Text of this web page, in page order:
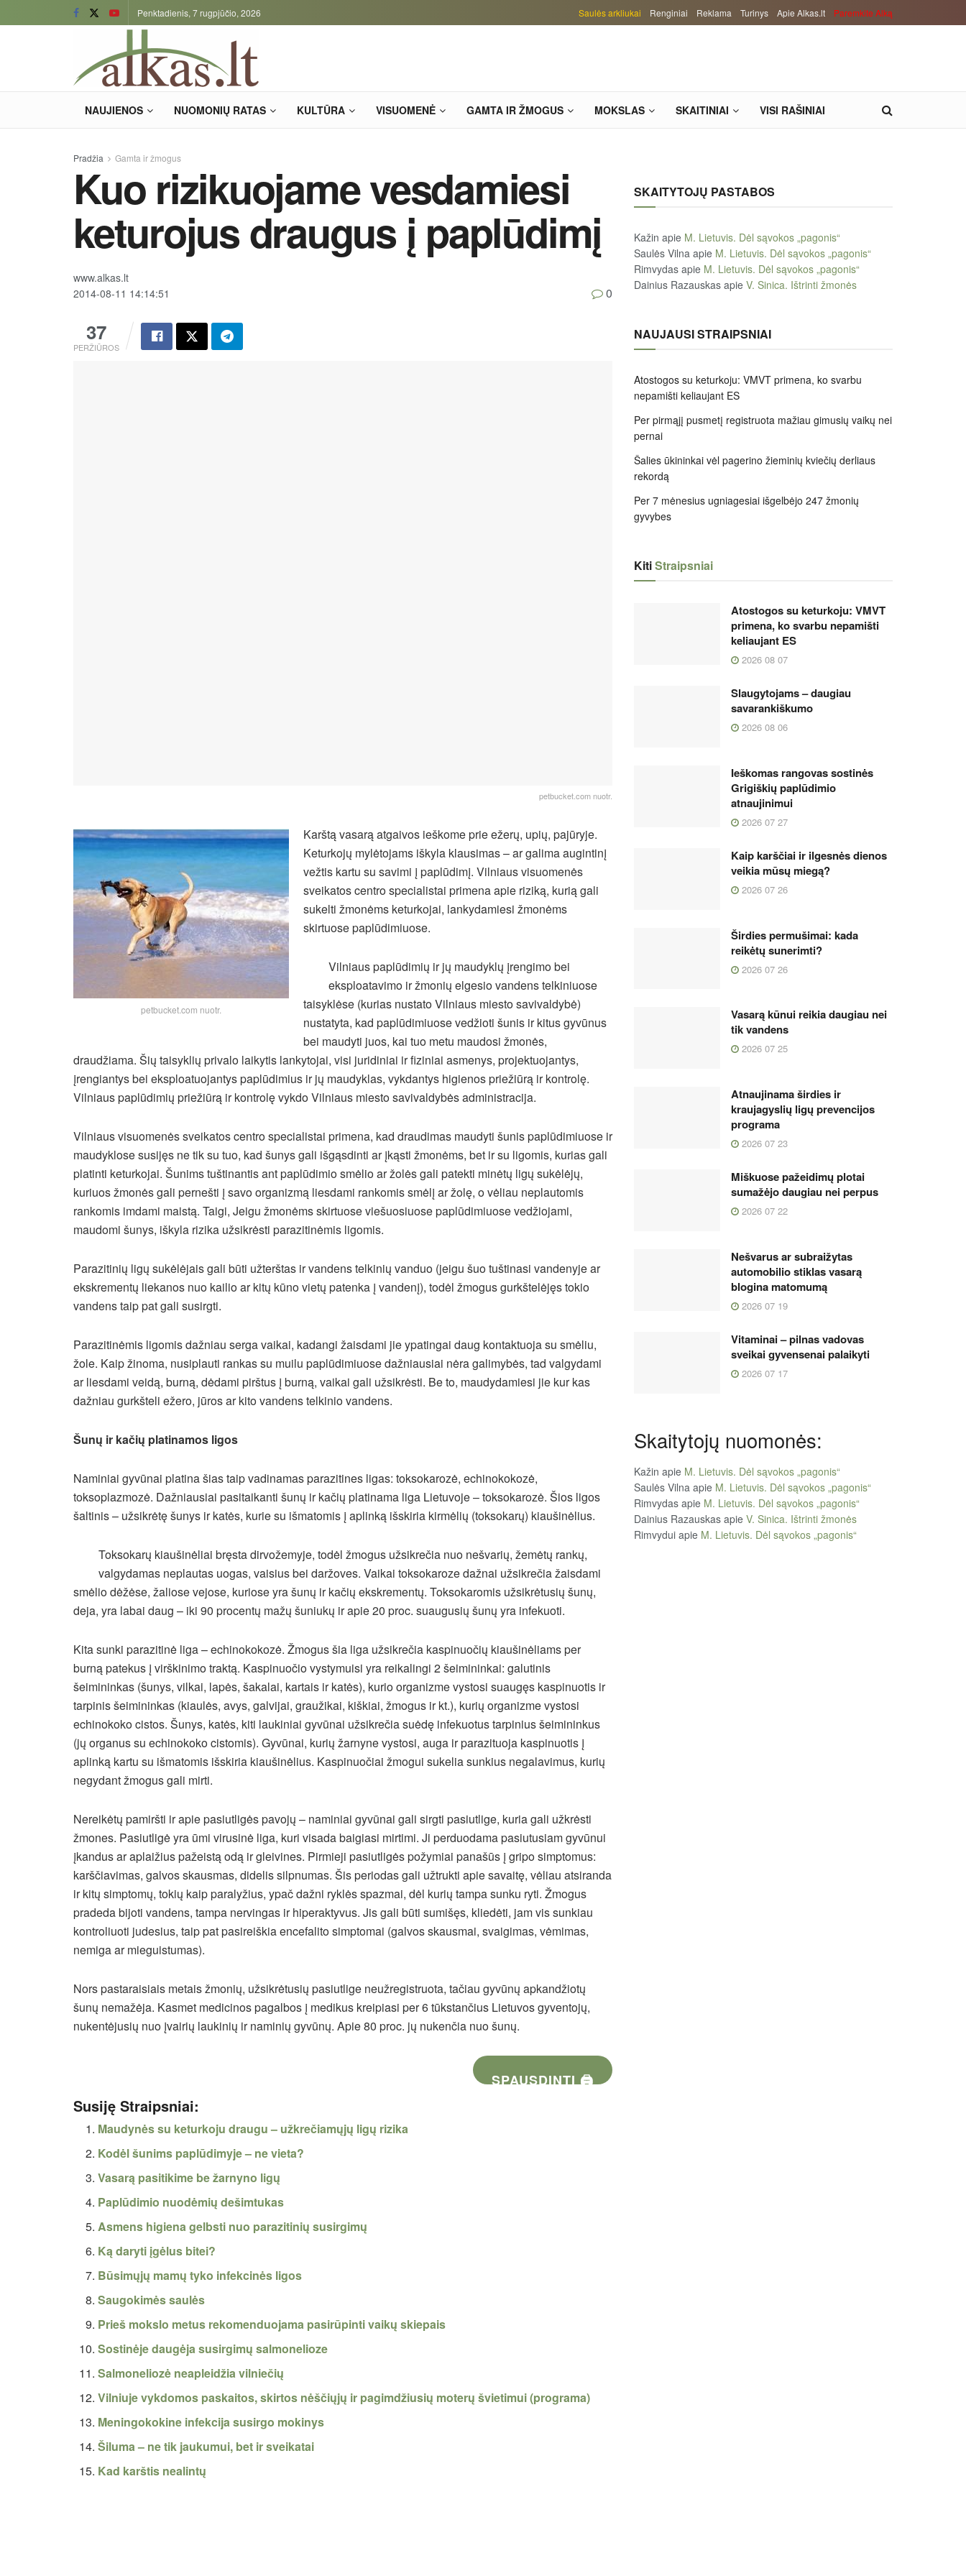
Penktadienis, 7 rugpjūčio, 2026 Saulės arkliukai Renginiai Reklama Turinys Apie Alkas.lt Paremkite Alką
NAUJIENOS NUOMONIŲ RATAS KULTŪRA VISUOMENĖ GAMTA IR ŽMOGUS MOKSLAS SKAITINIAI VISI RAŠINIAI
Pradžia Gamta ir žmogus
Kuo rizikuojame vesdamiesi
keturojus draugus į paplūdimį
www.alkas.lt
2014-08-11 14:14:51
37
PERŽIŪROS
0
petbucket.com nuotr.
petbucket.com nuotr.
Karštą vasarą atgaivos ieškome prie ežerų, upių, pajūryje.
Keturkojų mylėtojams iškyla klausimas – ar galima augintinį
vežtis kartu su savimi į paplūdimį. Vilniaus visuomenės
sveikatos centro specialistai primena apie riziką, kurią gali
sukelti žmonėms keturkojai, lankydamiesi žmonėms
skirtuose paplūdimiuose.
Vilniaus paplūdimių ir jų maudyklų įrengimo bei
eksploatavimo ir žmonių elgesio vandens telkiniuose
taisyklėse (kurias nustato Vilniaus miesto savivaldybė)
nustatyta, kad paplūdimiuose vedžioti šunis ir kitus gyvūnus
bei maudyti juos, kai tuo metu maudosi žmonės,
draudžiama. Šių taisyklių privalo laikytis lankytojai, visi juridiniai ir fiziniai asmenys, projektuojantys,
įrengiantys bei eksploatuojantys paplūdimius ir jų maudyklas, vykdantys higienos priežiūrą ir kontrolę.
Vilniaus paplūdimių priežiūrą ir kontrolę vykdo Vilniaus miesto savivaldybės administracija.
Vilniaus visuomenės sveikatos centro specialistai primena, kad draudimas maudyti šunis paplūdimiuose ir
maudyklose susijęs ne tik su tuo, kad šunys gali išgąsdinti ar įkąsti žmonėms, bet ir su ligomis, kurias gali
platinti keturkojai. Šunims tuštinantis ant paplūdimio smėlio ar žolės gali patekti minėtų ligų sukėlėjų,
kuriuos žmonės gali pernešti į savo organizmą liesdami rankomis smėlį ar žolę, o vėliau neplautomis
rankomis imdami maistą. Taigi, Jeigu žmonėms skirtuose viešuosiuose paplūdimiuose vedžiojami,
maudomi šunys, iškyla rizika užsikrėsti parazitinėmis ligomis.
Parazitinių ligų sukėlėjais gali būti užterštas ir vandens telkinių vanduo (jeigu šuo tuštinasi vandenyje ar
ekskrementų liekanos nuo kailio ar kitų kūno vietų patenka į vandenį), todėl žmogus gurkštelėjęs tokio
vandens taip pat gali susirgti.
Parazitinėmis ligomis dažniau serga vaikai, kadangi žaisdami jie ypatingai daug kontaktuoja su smėliu,
žole. Kaip žinoma, nusiplauti rankas su muilu paplūdimiuose dažniausiai nėra galimybės, tad valgydami
ar liesdami veidą, burną, dėdami pirštus į burną, vaikai gali užsikrėsti. Be to, maudydamiesi jie kur kas
dažniau gurkšteli ežero, jūros ar kito vandens telkinio vandens.
Šunų ir kačių platinamos ligos
Naminiai gyvūnai platina šias taip vadinamas parazitines ligas: toksokarozė, echinokokozė,
toksoplazmozė. Dažniausiai pasitaikanti šunų ir kačių platinama liga Lietuvoje – toksokarozė. Šios ligos
šaltinis – užsikrėtę šunys ir katės, kurie su išmatomis į aplinką išskiria kirmėlių (toksokarų) kiaušinėlius.
Toksokarų kiaušinėliai bręsta dirvožemyje, todėl žmogus užsikrečia nuo nešvarių, žemėtų rankų,
valgydamas neplautas uogas, vaisius bei daržoves. Vaikai toksokaroze dažnai užsikrečia žaisdami
smėlio dėžėse, žaliose vejose, kuriose yra šunų ir kačių ekskrementų. Toksokaromis užsikrėtusių šunų,
deja, yra labai daug – iki 90 procentų mažų šuniukų ir apie 20 proc. suaugusių šunų yra infekuoti.
Kita sunki parazitinė liga – echinokokozė. Žmogus šia liga užsikrečia kaspinuočių kiaušinėliams per
burną patekus į virškinimo traktą. Kaspinuočio vystymuisi yra reikalingi 2 šeimininkai: galutinis
šeimininkas (šunys, vilkai, lapės, šakalai, kartais ir katės), kurio organizme vystosi suaugęs kaspinuotis ir
tarpinis šeimininkas (kiaulės, avys, galvijai, graužikai, kiškiai, žmogus ir kt.), kurių organizme vystosi
echinokoko cistos. Šunys, katės, kiti laukiniai gyvūnai užsikrečia suėdę infekuotus tarpinius šeimininkus
(jų organus su echinokoko cistomis). Gyvūnai, kurių žarnyne vystosi, auga ir parazituoja kaspinuotis į
aplinką kartu su išmatomis išskiria kiaušinėlius. Kaspinuočiai žmogui sukelia sunkius negalavimus, kurių
negydant žmogus gali mirti.
Nereikėtų pamiršti ir apie pasiutligės pavojų – naminiai gyvūnai gali sirgti pasiutlige, kuria gali užkrėsti
žmones. Pasiutligė yra ūmi virusinė liga, kuri visada baigiasi mirtimi. Ji perduodama pasiutusiam gyvūnui
įkandus ar aplaižius pažeistą odą ir gleivines. Pirmieji pasiutligės požymiai panašūs į gripo simptomus:
karščiavimas, galvos skausmas, didelis silpnumas. Šis periodas gali užtrukti apie savaitę, vėliau atsiranda
ir kitų simptomų, tokių kaip paralyžius, ypač dažni ryklės spazmai, dėl kurių tampa sunku ryti. Žmogus
pradeda bijoti vandens, tampa nervingas ir hiperaktyvus. Jis gali būti sumišęs, kliedėti, jam vis sunkiau
kontroliuoti judesius, taip pat pasireiškia encefalito simptomai (galvos skausmai, svaigimas, vėmimas,
nemiga ar mieguistumas).
Nors pastaraisiais metais žmonių, užsikrėtusių pasiutlige neužregistruota, tačiau gyvūnų apkandžiotų
šunų nemažėja. Kasmet medicinos pagalbos į medikus kreipiasi per 6 tūkstančius Lietuvos gyventojų,
nukentėjusių nuo įvairių laukinių ir naminių gyvūnų. Apie 80 proc. jų nukenčia nuo šunų.
SPAUSDINTI 🖨
Susiję Straipsniai:
Maudynės su keturkoju draugu – užkrečiamųjų ligų rizika
Kodėl šunims paplūdimyje – ne vieta?
Vasarą pasitikime be žarnyno ligų
Paplūdimio nuodėmių dešimtukas
Asmens higiena gelbsti nuo parazitinių susirgimų
Ką daryti įgėlus bitei?
Būsimųjų mamų tyko infekcinės ligos
Saugokimės saulės
Prieš mokslo metus rekomenduojama pasirūpinti vaikų skiepais
Sostinėje daugėja susirgimų salmonelioze
Salmoneliozė neapleidžia vilniečių
Vilniuje vykdomos paskaitos, skirtos nėščiųjų ir pagimdžiusių moterų švietimui (programa)
Meningokokine infekcija susirgo mokinys
Šiluma – ne tik jaukumui, bet ir sveikatai
Kad karštis nealintų
SKAITYTOJŲ PASTABOS
Kažin apie M. Lietuvis. Dėl sąvokos „pagonis“
Saulės Vilna apie M. Lietuvis. Dėl sąvokos „pagonis“
Rimvydas apie M. Lietuvis. Dėl sąvokos „pagonis“
Dainius Razauskas apie V. Sinica. Ištrinti žmonės
NAUJAUSI STRAIPSNIAI
Atostogos su keturkoju: VMVT primena, ko svarbu
nepamišti keliaujant ES
Per pirmąjį pusmetį registruota mažiau gimusių vaikų nei
pernai
Šalies ūkininkai vėl pagerino žieminių kviečių derliaus
rekordą
Per 7 mėnesius ugniagesiai išgelbėjo 247 žmonių
gyvybes
KitiStraipsniai
Atostogos su keturkoju: VMVT
primena, ko svarbu nepamišti
keliaujant ES
2026 08 07
Slaugytojams – daugiau
savarankiškumo
2026 08 06
Ieškomas rangovas sostinės
Grigiškių paplūdimio
atnaujinimui
2026 07 27
Kaip karščiai ir ilgesnės dienos
veikia mūsų miegą?
2026 07 26
Širdies permušimai: kada
reikėtų sunerimti?
2026 07 26
Vasarą kūnui reikia daugiau nei
tik vandens
2026 07 25
Atnaujinama širdies ir
kraujagyslių ligų prevencijos
programa
2026 07 23
Miškuose pažeidimų plotai
sumažėjo daugiau nei perpus
2026 07 22
Nešvarus ar subraižytas
automobilio stiklas vasarą
blogina matomumą
2026 07 19
Vitaminai – pilnas vadovas
sveikai gyvensenai palaikyti
2026 07 17
Skaitytojų nuomonės:
Kažin apie M. Lietuvis. Dėl sąvokos „pagonis“
Saulės Vilna apie M. Lietuvis. Dėl sąvokos „pagonis“
Rimvydas apie M. Lietuvis. Dėl sąvokos „pagonis“
Dainius Razauskas apie V. Sinica. Ištrinti žmonės
Rimvydui apie M. Lietuvis. Dėl sąvokos „pagonis“